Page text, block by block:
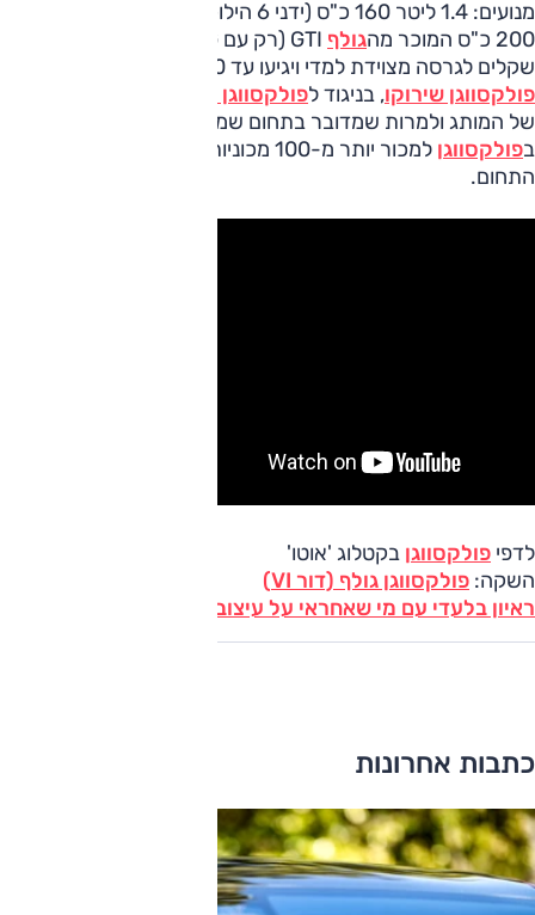
200 כ"ס המוכר מה גולף
שקלים לגרסה מצוידת למדי ויגיעו עד 220,000 שקלים. ה
פולקסווגן שירוקו, בניגוד לפולקסווגן גולף
של המותג ולמרות שמדובר בתחום שמגלגל מכירות נמוכות מאוד
בפולקסווגן
התחום.
לדפי פולקסווגן בקטלוג 'אוטו'
השקה: פולקסווגן גולף (דור VI)
ראיון בלעדי עם מי שאחראי על עיצוב הגולף
כתבות אחרונות